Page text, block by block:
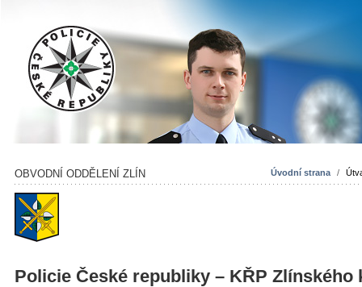
Úvodní strana /
OBVODNÍ ODDĚLENÍ ZLÍN
Policie České republiky – KŘP Zlínského